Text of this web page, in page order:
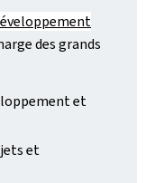
des grands
et
et